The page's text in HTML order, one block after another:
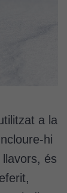
a la
hi
és